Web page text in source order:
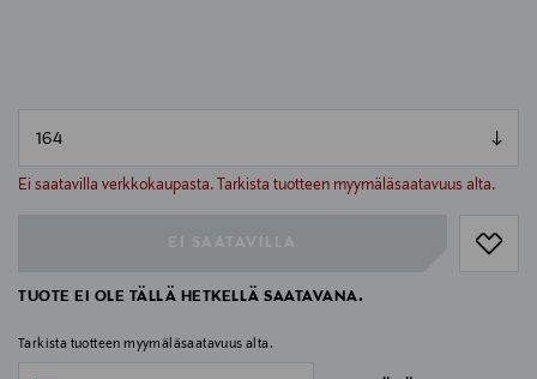
Ei saatavilla verkkokaupasta. Tarkista tuotteen myymäläsaatavuus alta.
null
TUOTE EI OLE TÄLLÄ HETKELLÄ SAATAVANA.
Tarkista tuotteen myymäläsaatavuus alta.